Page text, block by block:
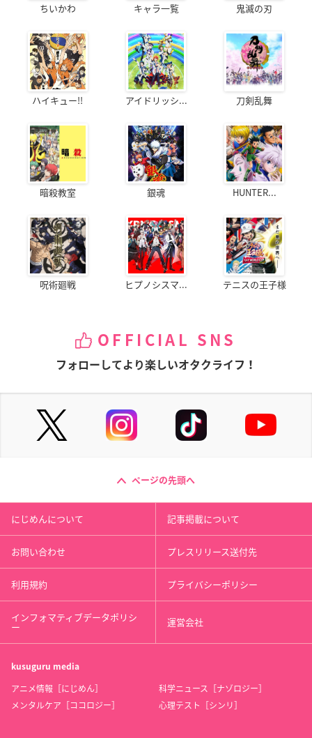
ちいかわ キャラ一覧 鬼滅の刃
ハイキュー!! アイドリッシ... 刀剣乱舞
暗殺教室 銀魂 HUNTER...
呪術廻戦 ヒプノシスマ... テニスの王子様
OFFICIAL SNS
フォローしてより楽しいオタクライフ！
ページの先頭へ
にじめんについて 記事掲載について
お問い合わせ プレスリリース送付先
利用規約 プライバシーポリシー
インフォマティブデータポリシ
ー 運営会社
kusuguru media
アニメ情報［にじめん］
科学ニュース［ナゾロジー］
メンタルケア［ココロジー］
心理テスト［シンリ］